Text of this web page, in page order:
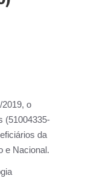
2019, o
(51004335-
da
e Nacional.